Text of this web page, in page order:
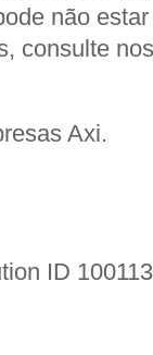
não
consulte
Axi.
ID